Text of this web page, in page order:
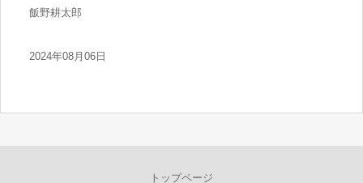
飯野耕太郎
2024年08月06日
トップページ